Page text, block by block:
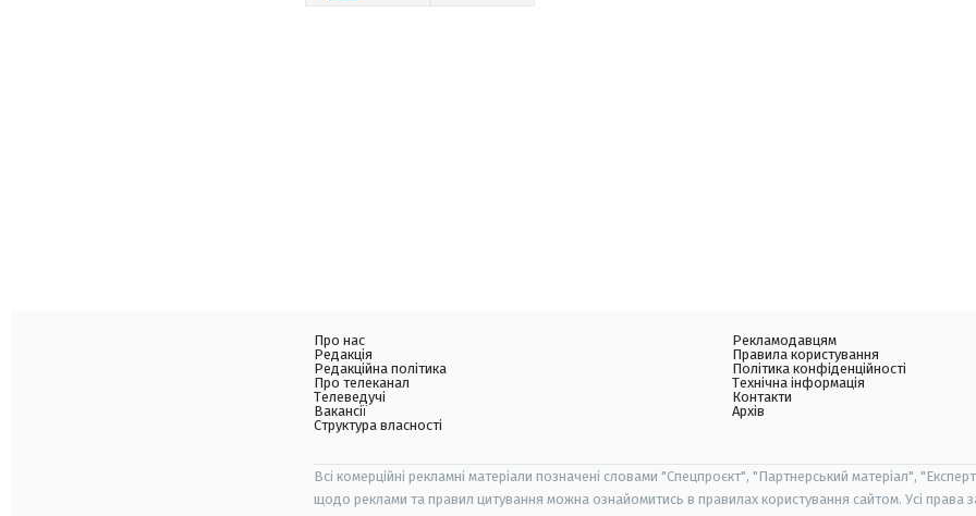
Про нас
Редакція
Редакційна політика
Про телеканал
Телеведучі
Вакансії
Структура власності
Рекламодавцям
Правила користування
Політика конфіденційності
Технічна інформація
Контакти
Архів
Всі комерційні рекламні матеріали позначені словами "Спецпроєкт", "Партнерський матеріал",
щодо реклами та правил цитування можна ознайомитись в правилах користування сайтом. Усі права